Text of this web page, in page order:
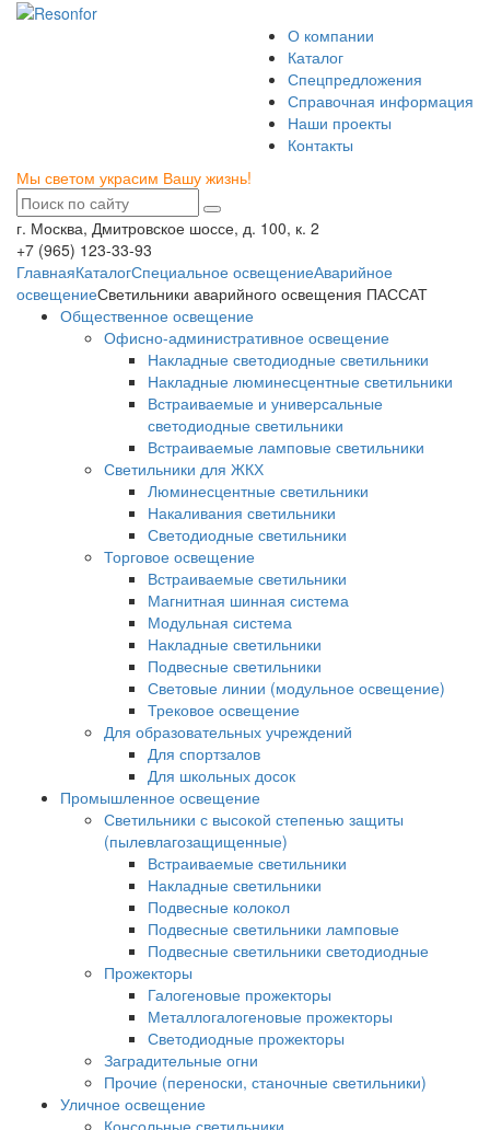
О компании
Каталог
Спецпредложения
Справочная информация
Наши проекты
Контакты
Мы светом украсим Вашу жизнь!
г. Москва, Дмитровское шоссе, д. 100, к. 2
+7 (965) 123-33-93
ГлавнаяКаталогСпециальное освещениеАварийное
освещениеСветильники аварийного освещения ПАССАТ
Общественное освещение
Офисно-административное освещение
Накладные светодиодные светильники
Накладные люминесцентные светильники
Встраиваемые и универсальные
светодиодные светильники
Встраиваемые ламповые светильники
Светильники для ЖКХ
Люминесцентные светильники
Накаливания светильники
Светодиодные светильники
Торговое освещение
Встраиваемые светильники
Магнитная шинная система
Модульная система
Накладные светильники
Подвесные светильники
Световые линии (модульное освещение)
Трековое освещение
Для образовательных учреждений
Для спортзалов
Для школьных досок
Промышленное освещение
Светильники с высокой степенью защиты
(пылевлагозащищенные)
Встраиваемые светильники
Накладные светильники
Подвесные колокол
Подвесные светильники ламповые
Подвесные светильники светодиодные
Прожекторы
Галогеновые прожекторы
Металлогалогеновые прожекторы
Светодиодные прожекторы
Заградительные огни
Прочие (переноски, станочные светильники)
Уличное освещение